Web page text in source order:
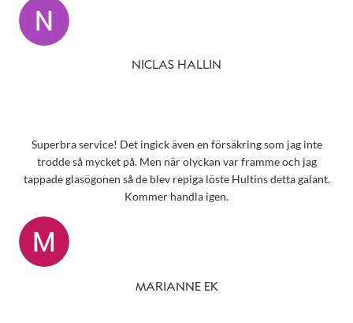
NICLAS HALLIN
Superbra service! Det ingick även en försäkring som jag inte
trodde så mycket på. Men när olyckan var framme och jag
tappade glasögonen så de blev repiga löste Hultins detta galant.
Kommer handla igen.
MARIANNE EK